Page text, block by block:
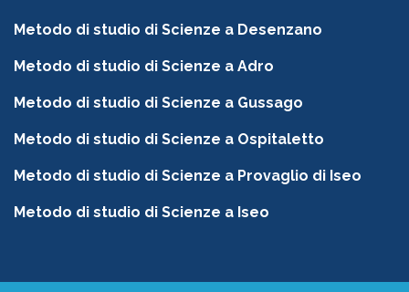
Metodo di studio di Scienze a Desenzano
Metodo di studio di Scienze a Adro
Metodo di studio di Scienze a Gussago
Metodo di studio di Scienze a Ospitaletto
Metodo di studio di Scienze a Provaglio di Iseo
Metodo di studio di Scienze a Iseo